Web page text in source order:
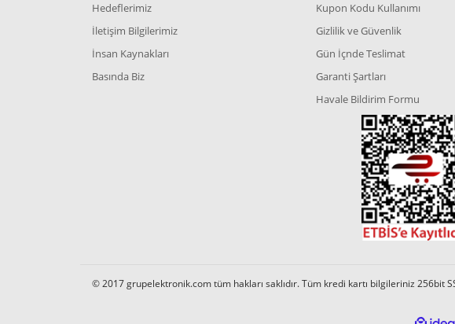
Hedeflerimiz
İletişim Bilgilerimiz
İnsan Kaynakları
Basında Biz
Kupon Kodu Kullanımı
Gizlilik ve Güvenlik
Gün İçnde Teslimat
Garanti Şartları
Havale Bildirim Formu
© 2017 grupelektronik.com tüm hakları saklıdır. Tüm kredi kartı bilgileriniz 256bit